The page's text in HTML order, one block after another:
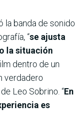
la banda de sonido
“se ajusta
la situación
dentro de un
verdadero
Leo Sobrino. “En
es